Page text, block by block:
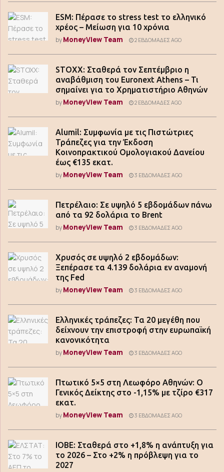
ESM: Πέρασε το stress test το ελληνικό
χρέος – Μείωση για 10 χρόνια
byMoneyView Team 2 ΕΒΔΟΜΆΔΕΣ AGO
STOXX: Σταθερά τον Σεπτέμβριο η
αναβάθμιση του Euronext Athens – Τι
σημαίνει για το Χρηματιστήριο Αθηνών
byMoneyView Team 2 ΕΒΔΟΜΆΔΕΣ AGO
Alumil: Συμφωνία με τις Πιστώτριες
Τράπεζες για την Έκδοση
Κοινοπρακτικού Ομολογιακού Δανείου
έως €135 εκατ.
byMoneyView Team 3 ΕΒΔΟΜΆΔΕΣ AGO
Πετρέλαιο: Σε υψηλό 5 εβδομάδων πάνω
από τα 92 δολάρια το Brent
byMoneyView Team 3 ΕΒΔΟΜΆΔΕΣ AGO
Χρυσός σε υψηλό 2 εβδομάδων:
Ξεπέρασε τα 4.139 δολάρια εν αναμονή
της Fed
byMoneyView Team 3 ΕΒΔΟΜΆΔΕΣ AGO
Ελληνικές τράπεζες: Τα 20 μεγέθη που
δείχνουν την επιστροφή στην ευρωπαϊκή
κανονικότητα
byMoneyView Team 3 ΕΒΔΟΜΆΔΕΣ AGO
Πτωτικό 5×5 στη Λεωφόρο Αθηνών: Ο
Γενικός Δείκτης στο -1,15% με τζίρο €317
εκατ.
byMoneyView Team 3 ΕΒΔΟΜΆΔΕΣ AGO
ΙΟΒΕ: Σταθερά στο +1,8% η ανάπτυξη για
το 2026 – Στο +2% η πρόβλεψη για το
2027